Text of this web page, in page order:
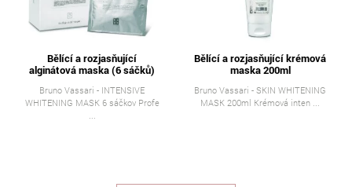
Bělící a rozjasňující
alginátová maska (6 sáčků)
Bruno Vassari - INTENSIVE
WHITENING MASK 6 sáčkov Profe
...
Bělící a rozjasňující krémová
maska 200ml
Bruno Vassari - SKIN WHITENING
MASK 200ml Krémová inten ...